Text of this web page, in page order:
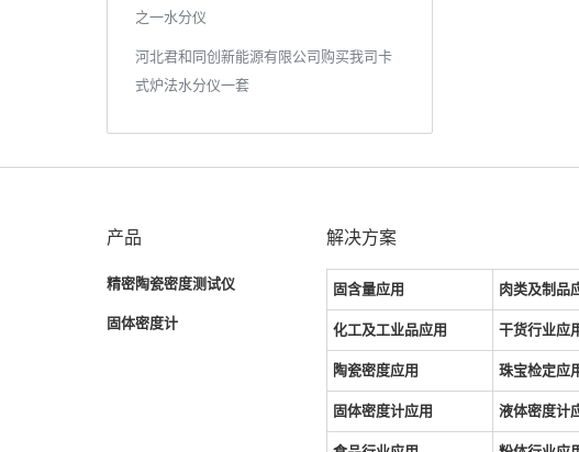
之一水分仪
河北君和同创新能源有限公司购买我司卡
式炉法水分仪一套
产品
精密陶瓷密度测试仪
固体密度计
解决方案
固含量应用 肉类及制品
化工及工业品应用 干货行业应
陶瓷密度应用 珠宝检定应
固体密度计应用 液体密度计